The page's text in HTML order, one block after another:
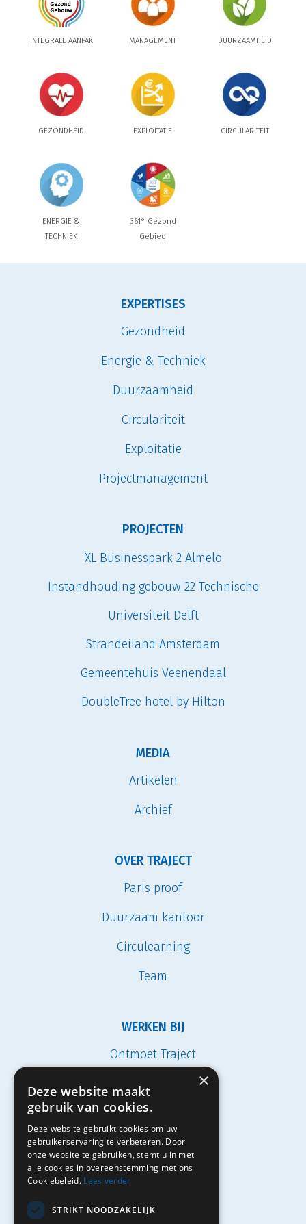
INTEGRALE AANPAK MANAGEMENT DUURZAAMHEID
GEZONDHEID EXPLOITATIE CIRCULARITEIT
ENERGIE &
TECHNIEK
361° Gezond
Gebied
EXPERTISES
Gezondheid
Energie & Techniek
Duurzaamheid
Circulariteit
Exploitatie
Projectmanagement
PROJECTEN
XL Businesspark 2 Almelo
Instandhouding gebouw 22 Technische
Universiteit Delft
Strandeiland Amsterdam
Gemeentehuis Veenendaal
DoubleTree hotel by Hilton
MEDIA
Artikelen
Archief
OVER TRAJECT
Paris proof
Duurzaam kantoor
Circulearning
Team
WERKEN BIJ
Ontmoet Traject
Vacatures
Studenten
Solliciteren
×
Deze website maakt
gebruik van cookies.
Deze website gebruikt cookies om uw
gebruikerservaring te verbeteren. Door
onze website te gebruiken, stemt u in met
alle cookies in overeenstemming met ons
Cookiebeleid. Lees verder
STRIKT NOODZAKELIJK